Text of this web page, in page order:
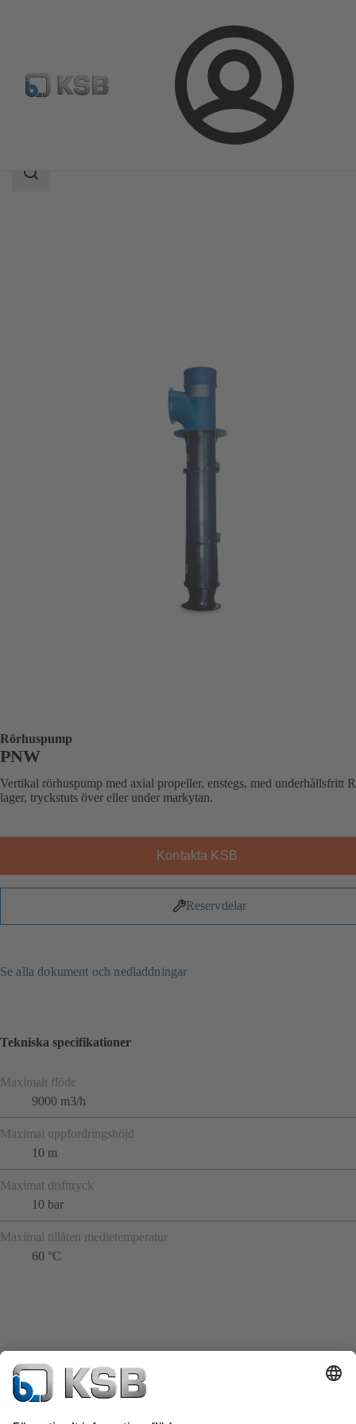
Login
PNW
Sökomfattning
Rörhuspump
PNW
Vertikal rörhuspump med axial propeller, enstegs, med underhållsfritt
lager, tryckstuts över eller under markytan.
Kontakta KSB
Reservdelar
Se alla dokument och nedladdningar
Tekniska specifikationer
Maximalt flöde
9000 m3/h
Maximal uppfordringshöjd
10 m
Maximat drifttryck
10 bar
Maximal tillåten medietemperatur
60 °C